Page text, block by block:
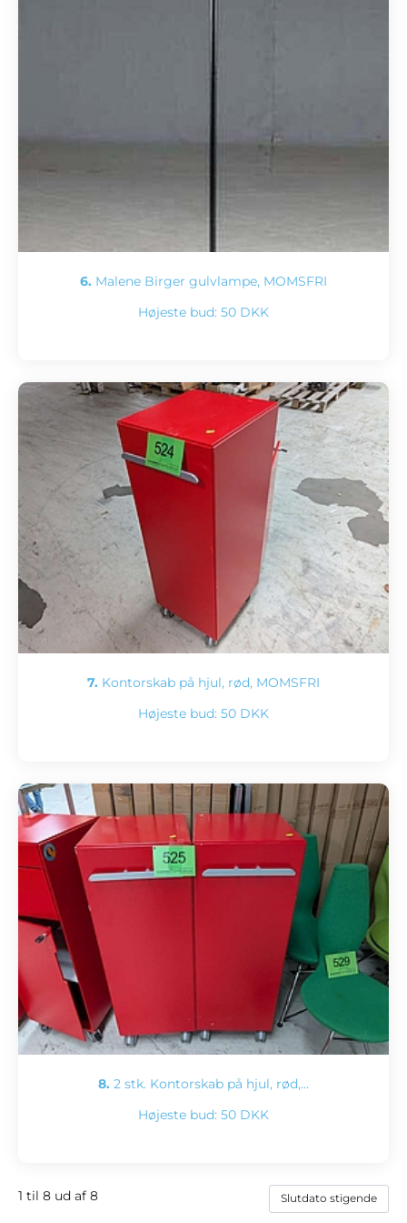
6. Malene Birger gulvlampe, MOMSFRI
Højeste bud: 50 DKK
7. Kontorskab på hjul, rød, MOMSFRI
Højeste bud: 50 DKK
8. 2 stk. Kontorskab på hjul, rød,…
Højeste bud: 50 DKK
1 til 8 ud af 8